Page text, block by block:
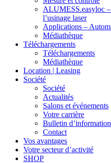
ALUMESS.easyloc
l’usinage laser
Applications –
Médiathèque
Téléchargements
Téléchargements
Médiathèque
Location | Leasing
Société
Société
Actualités
Salons et événements
Votre carrière
Bulletin d’information
Contact
Vos avantages
Votre secteur d’activité
SHOP